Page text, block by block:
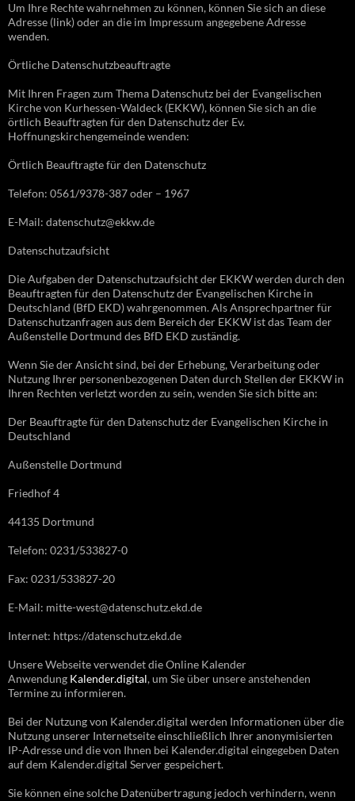
Um Ihre Rechte wahrnehmen zu können, können Sie sich an diese
Adresse (link) oder an die im Impressum angegebene Adresse
wenden.
Örtliche Datenschutzbeauftragte
Mit Ihren Fragen zum Thema Datenschutz bei der Evangelischen
Kirche von Kurhessen-Waldeck (EKKW), können Sie sich an die
örtlich Beauftragten für den Datenschutz der Ev.
Hoffnungskirchengemeinde wenden:
Örtlich Beauftragte für den Datenschutz
Telefon: 0561/9378-387 oder – 1967
E-Mail: datenschutz@ekkw.de
Datenschutzaufsicht
Die Aufgaben der Datenschutzaufsicht der EKKW werden durch den
Beauftragten für den Datenschutz der Evangelischen Kirche in
Deutschland (BfD EKD) wahrgenommen. Als Ansprechpartner für
Datenschutzanfragen aus dem Bereich der EKKW ist das Team der
Außenstelle Dortmund des BfD EKD zuständig.
Wenn Sie der Ansicht sind, bei der Erhebung, Verarbeitung oder
Nutzung Ihrer personenbezogenen Daten durch Stellen der EKKW in
Ihren Rechten verletzt worden zu sein, wenden Sie sich bitte an:
Der Beauftragte für den Datenschutz der Evangelischen Kirche in
Deutschland
Außenstelle Dortmund
Friedhof 4
44135 Dortmund
Telefon: 0231/533827-0
Fax: 0231/533827-20
E-Mail: mitte-west@datenschutz.ekd.de
Internet: https://datenschutz.ekd.de
Unsere Webseite verwendet die Online Kalender
Anwendung Kalender.digital, um Sie über unsere anstehenden
Termine zu informieren.
Bei der Nutzung von Kalender.digital werden Informationen über die
Nutzung unserer Internetseite einschließlich Ihrer anonymisierten
IP-Adresse und die von Ihnen bei Kalender.digital eingegeben Daten
auf dem Kalender.digital Server gespeichert.
Sie können eine solche Datenübertragung jedoch verhindern, wenn